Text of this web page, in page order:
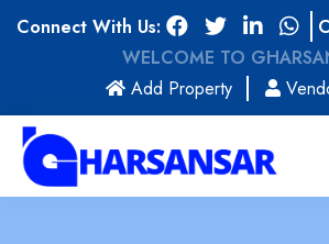
Connect With Us:
WELCOME TO
Add Property(current)